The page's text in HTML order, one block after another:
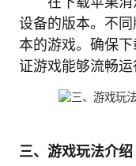
设备的版本。不
本的游戏。确保
证游戏能够流畅运
三、游戏玩法介绍